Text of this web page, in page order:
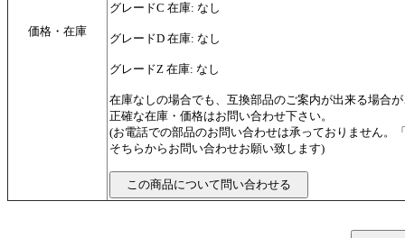
価格・在庫
グレードC 在庫: なし
グレードD 在庫: なし
グレードZ 在庫: なし
在庫なしの場合でも、互換部品のご案内が出来る場合
正確な在庫・価格はお問い合わせ下さい。
(お電話での部品のお問い合わせは承っておりません。
そちらからお問い合わせお願い致します)